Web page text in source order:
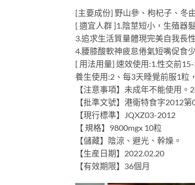
[主要成份] 野山參、枸杞子、冬
[ 適宜人群 ]1.陰莖短小，生殖器
3.追求生活質量體現完美自我長
4.腰膝酸軟神疲怠倦氣短嘴促食
[ 用法用量] 速效使用:1.性交前
養生使用:2、每3天睡覺前服1粒
【注意事項】未成年不能使用
【批準文號】港衛特食字2012
【現行標準】JQXZ03-2012
【 規格】9800mgx 10粒
【儲藏】陰涼、避光、幹燥。
【生産日期】2022.02.20
【有效期限】36個月